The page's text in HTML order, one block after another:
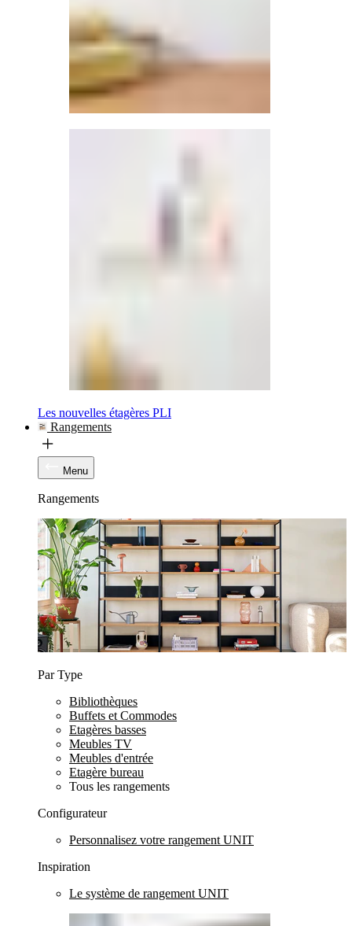
Les nouvelles étagères PLI
Rangements
Menu
Rangements
Par Type
Bibliothèques
Buffets et Commodes
Etagères basses
Meubles TV
Meubles d'entrée
Etagère bureau
Tous les rangements
Configurateur
Personnalisez votre rangement UNIT
Inspiration
Le système de rangement UNIT